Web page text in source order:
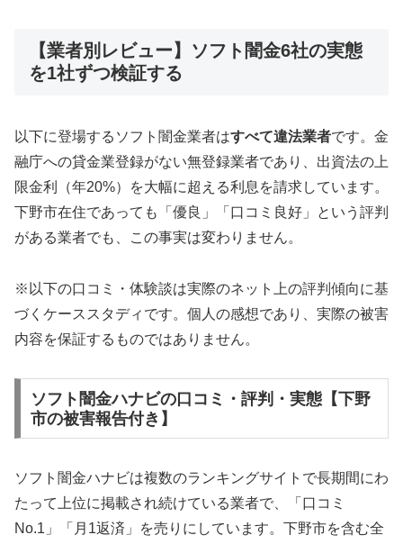
【業者別レビュー】ソフト闇金6社の実態
を1社ずつ検証する
以下に登場するソフト闇金業者はすべて違法業者です。金
融庁への貸金業登録がない無登録業者であり、出資法の上
限金利（年20%）を大幅に超える利息を請求しています。
下野市在住であっても「優良」「口コミ良好」という評判
がある業者でも、この事実は変わりません。
※以下の口コミ・体験談は実際のネット上の評判傾向に基
づくケーススタディです。個人の感想であり、実際の被害
内容を保証するものではありません。
ソフト闇金ハナビの口コミ・評判・実態【下野
市の被害報告付き】
ソフト闇金ハナビは複数のランキングサイトで長期間にわ
たって上位に掲載され続けている業者で、「口コミ
No.1」「月1返済」を売りにしています。下野市を含む全